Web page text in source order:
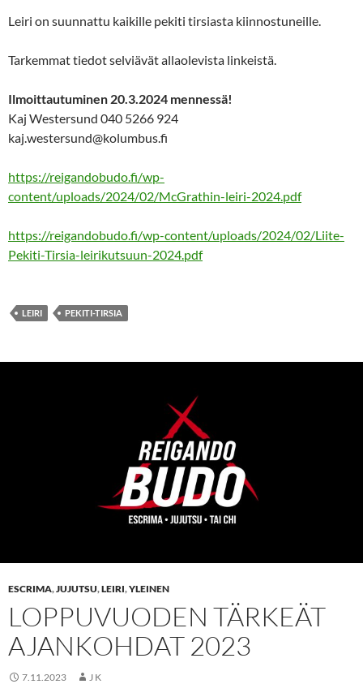
Leiri on suunnattu kaikille pekiti tirsiasta kiinnostuneille.
Tarkemmat tiedot selviävät allaolevista linkeistä.
Ilmoittautuminen 20.3.2024 mennessä!
Kaj Westersund 040 5266 924
kaj.westersund@kolumbus.fi
https://reigandobudo.fi/wp-
content/uploads/2024/02/McGrathin-leiri-2024.pdf
https://reigandobudo.fi/wp-content/uploads/2024/02/Liite-
Pekiti-Tirsia-leirikutsuun-2024.pdf
LEIRI PEKITI-TIRSIA
ESCRIMA,JUJUTSU,LEIRI,YLEINEN
LOPPUVUODEN TÄRKEÄT
AJANKOHDAT 2023
7.11.2023 J K